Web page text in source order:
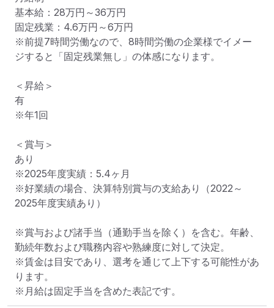
基本給：28万円～36万円
固定残業：4.6万円～6万円
※前提7時間労働なので、8時間労働の企業様でイメー
ジすると「固定残業無し」の体感になります。
＜昇給＞
有
※年1回
＜賞与＞
あり
※2025年度実績：5.4ヶ月
※好業績の場合、決算特別賞与の支給あり（2022～
2025年度実績あり）
※賞与および諸手当（通勤手当を除く）を含む。年齢、
勤続年数および職務内容や熟練度に対して決定。
※賃金は目安であり、選考を通じて上下する可能性があ
ります。
※月給は固定手当を含めた表記です。